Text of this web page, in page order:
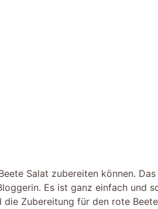
Salat zubereiten können.
Es ist ganz einfach und
Zubereitung für den rote